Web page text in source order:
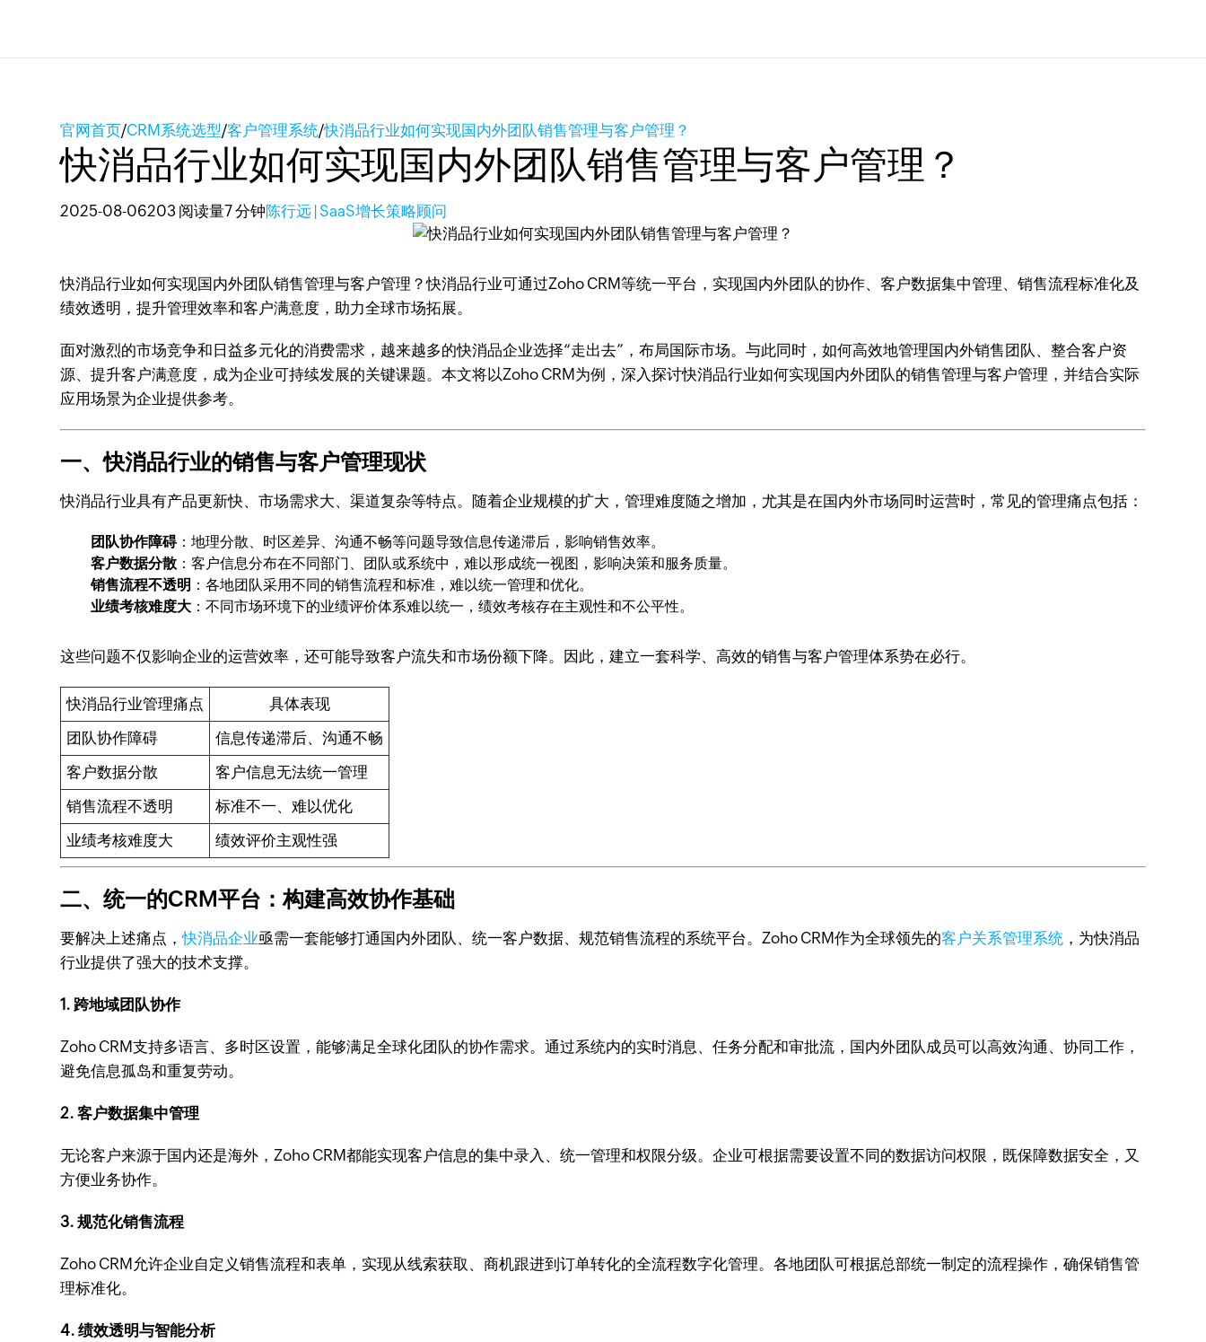
官网首页/CRM系统选型/客户管理系统/快消品行业如何实现国内外团队销售管理与客户管理？
快消品行业如何实现国内外团队销售管理与客户管理？
2025-08-06203 阅读量7 分钟陈行远 | SaaS增长策略顾问
快消品行业如何实现国内外团队销售管理与客户管理？快消品行业可通过Zoho CRM等统一平台，实现国内外团队的协作、客户数据集中管理、销售流程标准化及
绩效透明，提升管理效率和客户满意度，助力全球市场拓展。
面对激烈的市场竞争和日益多元化的消费需求，越来越多的快消品企业选择“走出去”，布局国际市场。与此同时，如何高效地管理国内外销售团队、整合客户资
源、提升客户满意度，成为企业可持续发展的关键课题。本文将以Zoho CRM为例，深入探讨快消品行业如何实现国内外团队的销售管理与客户管理，并结合实际
应用场景为企业提供参考。
一、快消品行业的销售与客户管理现状
快消品行业具有产品更新快、市场需求大、渠道复杂等特点。随着企业规模的扩大，管理难度随之增加，尤其是在国内外市场同时运营时，常见的管理痛点包括：
团队协作障碍：地理分散、时区差异、沟通不畅等问题导致信息传递滞后，影响销售效率。
客户数据分散 ：客户信息分布在不同部门、团队或系统中，难以形成统一视图，影响决策和服务质量。
销售流程不透明 ：各地团队采用不同的销售流程和标准，难以统一管理和优化。
业绩考核难度大 ：不同市场环境下的业绩评价体系难以统一，绩效考核存在主观性和不公平性。
这些问题不仅影响企业的运营效率，还可能导致客户流失和市场份额下降。因此，建立一套科学、高效的销售与客户管理体系势在必行。
快消品行业管理痛点
具体表现
团队协作障碍
信息传递滞后、沟通不畅
客户数据分散
客户信息无法统一管理
销售流程不透明
标准不一、难以优化
业绩考核难度大
绩效评价主观性强
二、统一的CRM平台：构建高效协作基础
要解决上述痛点，快消品企业亟需一套能够打通国内外团队、统一客户数据、规范销售流程的系统平台。Zoho CRM作为全球领先的客户关系管理系统 ，为快消品
行业提供了强大的技术支撑。
1. 跨地域团队协作
Zoho CRM支持多语言、多时区设置，能够满足全球化团队的协作需求。通过系统内的实时消息、任务分配和审批流，国内外团队成员可以高效沟通、协同工作，
避免信息孤岛和重复劳动。
2. 客户数据集中管理
无论客户来源于国内还是海外，Zoho CRM都能实现客户信息的集中录入、统一管理和权限分级。企业可根据需要设置不同的数据访问权限，既保障数据安全，又
方便业务协作。
3. 规范化销售流程
Zoho CRM允许企业自定义销售流程和表单，实现从线索获取、商机跟进到订单转化的全流程数字化管理。各地团队可根据总部统一制定的流程操作，确保销售管
理标准化。
4. 绩效透明与智能分析